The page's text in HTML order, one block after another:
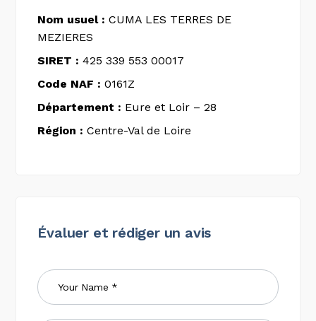
Nom usuel : CUMA LES TERRES DE
MEZIERES
SIRET : 425 339 553 00017
Code NAF : 0161Z
Département : Eure et Loir – 28
Région : Centre-Val de Loire
Évaluer et rédiger un avis